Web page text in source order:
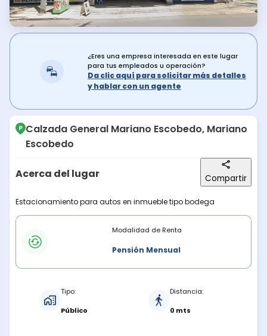
¿Eres una empresa interesada en este lugar
para tus empleados u operación?
Da clic aquí para solicitar más detalles
y hablar con un agente
Calzada General Mariano Escobedo, Mariano
Escobedo
Acerca del lugar Compartir
Descripción del lugar
Estacionamiento para autos en inmueble tipo bodega
Modalidades de rentaModalidad de Renta
Pensión Mensual
Tipo:
Público
Distancia:
0 mts